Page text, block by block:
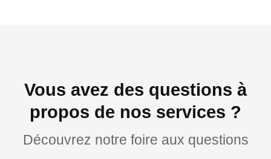
Vous avez des questions à
propos de nos services ?
Découvrez notre foire aux questions